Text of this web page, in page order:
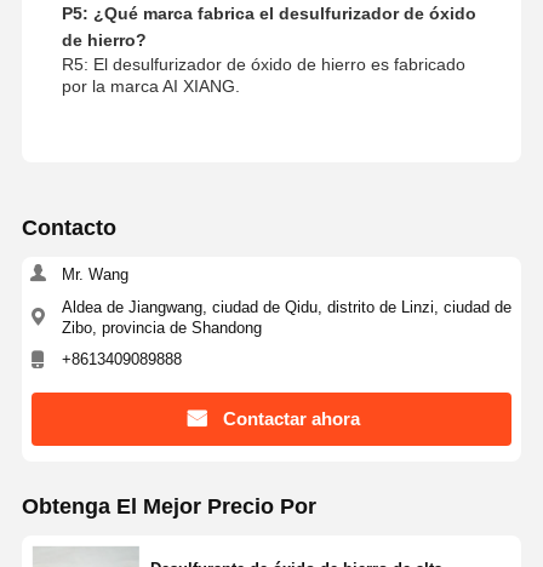
P5: ¿Qué marca fabrica el desulfurizador de óxido
de hierro?
R5: El desulfurizador de óxido de hierro es fabricado
por la marca AI XIANG.
Contacto
Mr. Wang
Aldea de Jiangwang, ciudad de Qidu, distrito de Linzi, ciudad de
Zibo, provincia de Shandong
+8613409089888
Contactar ahora
Obtenga El Mejor Precio Por